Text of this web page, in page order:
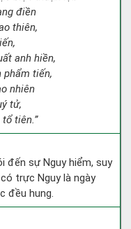
điền
thiên,
anh hiền,
phẩm tiến,
nhiên
tử,
tiên.”
đến sự Nguy hiểm, suy
trực Nguy là ngày
đều hung.